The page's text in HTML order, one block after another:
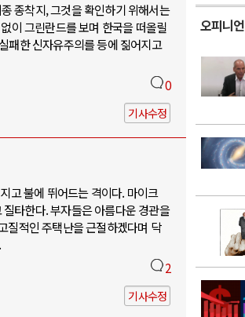
종착지, 그것을 확인하기 위해서는
이 그린란드를 보며 한국을 떠올릴
패한 신자유주의를 등에 짊어지고
0
기사수정
고 불에 뛰어드는 격이다. 마이크
타한다. 부자들은 아름다운 경관을
질적인 주택난을 근절하겠다며 닥
2
기사수정
오피니언